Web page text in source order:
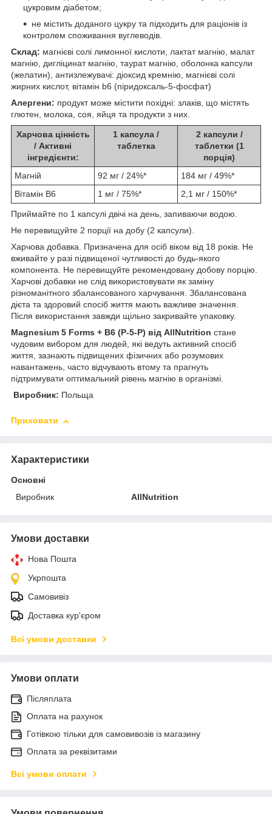
цукровим діабетом;
не містить доданого цукру та підходить для раціонів із
контролем споживання вуглеводів.
Склад: магнієві солі лимонної кислоти, лактат магнію, малат
магнію, дигліцинат магнію, таурат магнію, оболонка капсули
(желатин), антизлежувачі: діоксид кремнію, магнієві солі
жирних кислот, вітамін b6 (піридоксаль-5-фосфат)
Алергени: продукт може містити похідні: злаків, що містять
глютен, молока, соя, яйця та продукти з них.
Харчова цінність
/ Активні
інгредієнти:
1 капсула /
таблетка
2 капсули /
таблетки (1
порція)
Магній
92 мг / 24%*
184 мг / 49%*
Вітамін B6
1 мг / 75%* 2,1 мг / 150%*
Приймайте по 1 капсулі двічі на день, запиваючи водою.
Не перевищуйте 2 порції на добу (2 капсули).
Харчова добавка. Призначена для осіб віком від 18 років. Не
вживайте у разі підвищеної чутливості до будь-якого
компонента. Не перевищуйте рекомендовану добову порцію.
Харчові добавки не слід використовувати як заміну
різноманітного збалансованого харчування. Збалансована
дієта та здоровий спосіб життя мають важливе значення.
Після використання завжди щільно закривайте упаковку.
Magnesium 5 Forms + B6 (P-5-P) від AllNutrition стане
чудовим вибором для людей, які ведуть активний спосіб
життя, зазнають підвищених фізичних або розумових
навантажень, часто відчувають втому та прагнуть
підтримувати оптимальний рівень магнію в організмі.
Виробник: Польща
Приховати
Характеристики
Основні
Виробник
AllNutrition
Умови доставки
Нова Пошта
Укрпошта
Самовивіз
Доставка кур'єром
Всі умови доставки
Умови оплати
Післяплата
Оплата на рахунок
Готівкою тільки для самовивозів із магазину
Оплата за реквізитами
Всі умови оплати